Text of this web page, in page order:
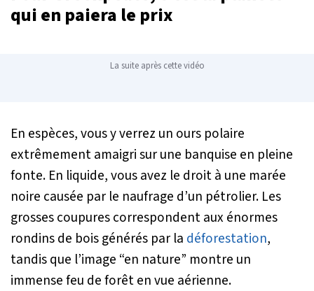
qui en paiera le prix
La suite après cette vidéo
En espèces, vous y verrez un ours polaire
extrêmement amaigri sur une banquise en pleine
fonte. En liquide, vous avez le droit à une marée
noire causée par le naufrage d’un pétrolier. Les
grosses coupures correspondent aux énormes
rondins de bois générés par la déforestation,
tandis que l’image “en nature” montre un
immense feu de forêt en vue aérienne.